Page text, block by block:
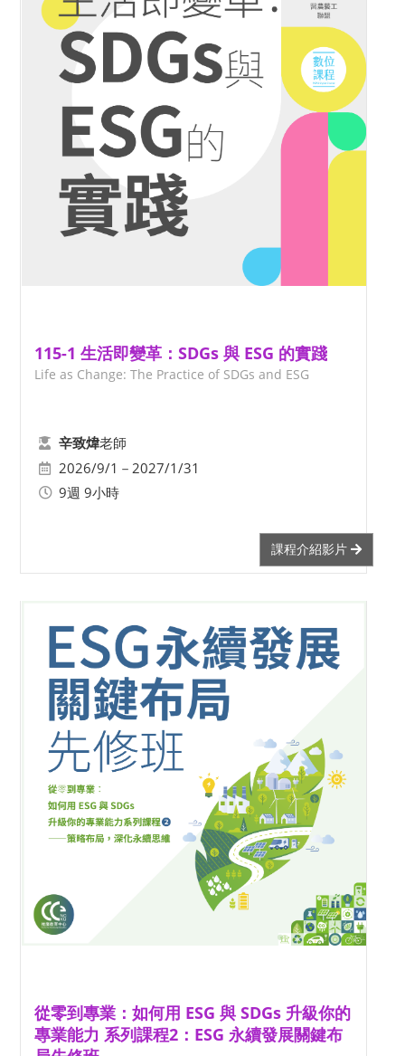
115-1 生活即變革：SDGs 與 ESG 的實踐
Life as Change: The Practice of SDGs and ESG
辛致煒老師
2026/9/1－2027/1/31
9週 9小時
課程介紹影片
從零到專業：如何用 ESG 與 SDGs 升級你的
專業能力 系列課程2：ESG 永續發展關鍵布